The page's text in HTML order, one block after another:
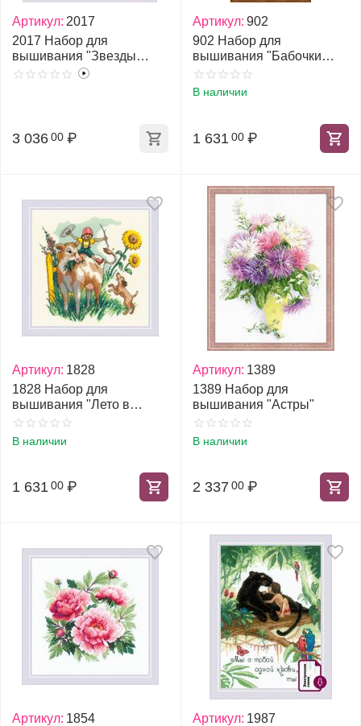
Артикул: 2017
2017 Набор для
вышивания "Звезды
хоздвора"
3 036 00 ₽
Артикул: 902
902 Набор для
вышивания "Бабочки
России"
В наличии
1 631 00 ₽
Артикул: 1828
1828 Набор для
вышивания "Лето в
деревне"
В наличии
1 631 00 ₽
Артикул: 1389
1389 Набор для
вышивания "Астры"
В наличии
2 337 00 ₽
Артикул: 1854
Артикул: 1987